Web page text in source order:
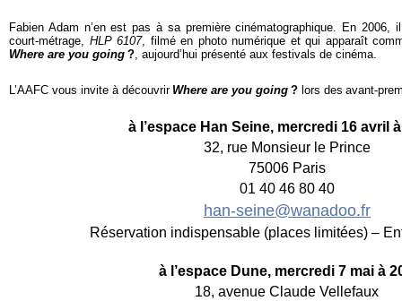
Fabien Adam n’en est pas à sa première cinématographique. En 2006,
court-métrage, HLP 6107, filmé en photo numérique et qui apparaît
Where are you going ? , aujourd’hui présenté aux festivals de cinéma.
L’AAFC vous invite à découvrir Where are you going ? lors des avant-
à l’espace Han Seine, mercredi 16 avril
32, rue Monsieur le Prince
75006 Paris
01 40 46 80 40
han-seine@wanadoo.fr
Réservation indispensable (places limitées) –
à l’espace Dune, mercredi 7 mai à
18, avenue Claude Vellefaux